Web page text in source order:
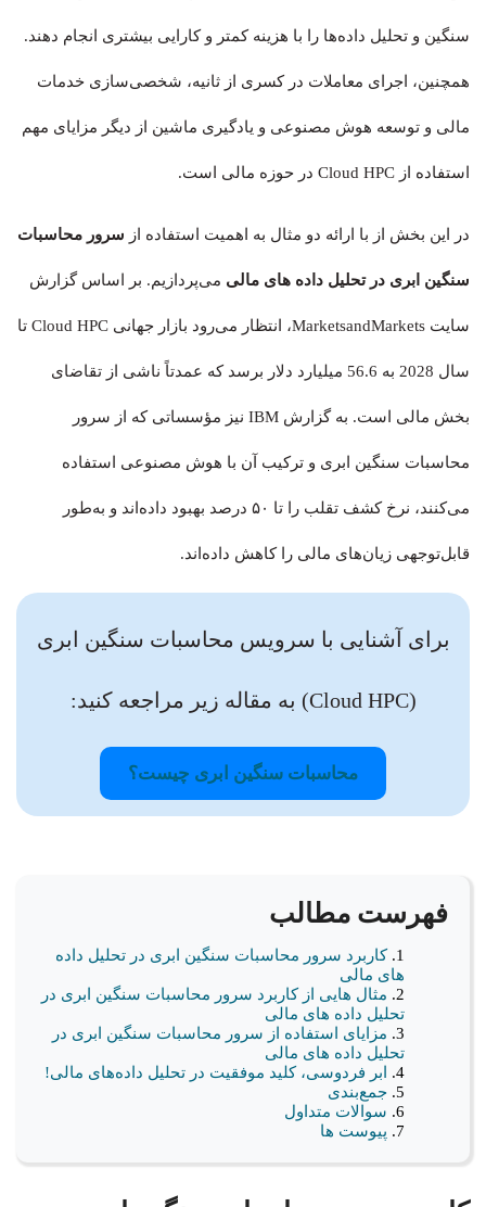
سنگین و تحلیل داده‌ها را با هزینه کمتر و کارایی بیشتری انجام دهند.
همچنین، اجرای معاملات در کسری از ثانیه، شخصی‌سازی خدمات
مالی و توسعه هوش مصنوعی و یادگیری ماشین از دیگر مزایای مهم
استفاده از Cloud HPC در حوزه مالی است.
در این بخش از با ارائه دو مثال به اهمیت استفاده از سرور محاسبات
سنگین ابری در تحلیل داده های مالی می‌پردازیم. بر اساس گزارش
سایت MarketsandMarkets، انتظار می‌رود بازار جهانی Cloud HPC تا
سال 2028 به 56.6 میلیارد دلار برسد که عمدتاً ناشی از تقاضای
بخش مالی است. به گزارش IBM نیز مؤسساتی که از سرور
محاسبات سنگین ابری و ترکیب آن با هوش مصنوعی استفاده
می‌کنند، نرخ کشف تقلب را تا ۵۰ درصد بهبود داده‌اند و به‌طور
قابل‌توجهی زیان‌های مالی را کاهش داده‌اند.
برای آشنایی با سرویس محاسبات سنگین ابری
(Cloud HPC) به مقاله زیر مراجعه کنید:
محاسبات سنگین ابری چیست؟
فهرست مطالب
کاربرد سرور محاسبات سنگین ابری در تحلیل داده
های مالی
مثال هایی از کاربرد سرور محاسبات سنگین ابری در
تحلیل داده های مالی
مزایای استفاده از سرور محاسبات سنگین ابری در
تحلیل داده های مالی
ابر فردوسی، کلید موفقیت در تحلیل داده‌های مالی!
جمع‌بندی
سوالات متداول
پیوست ها